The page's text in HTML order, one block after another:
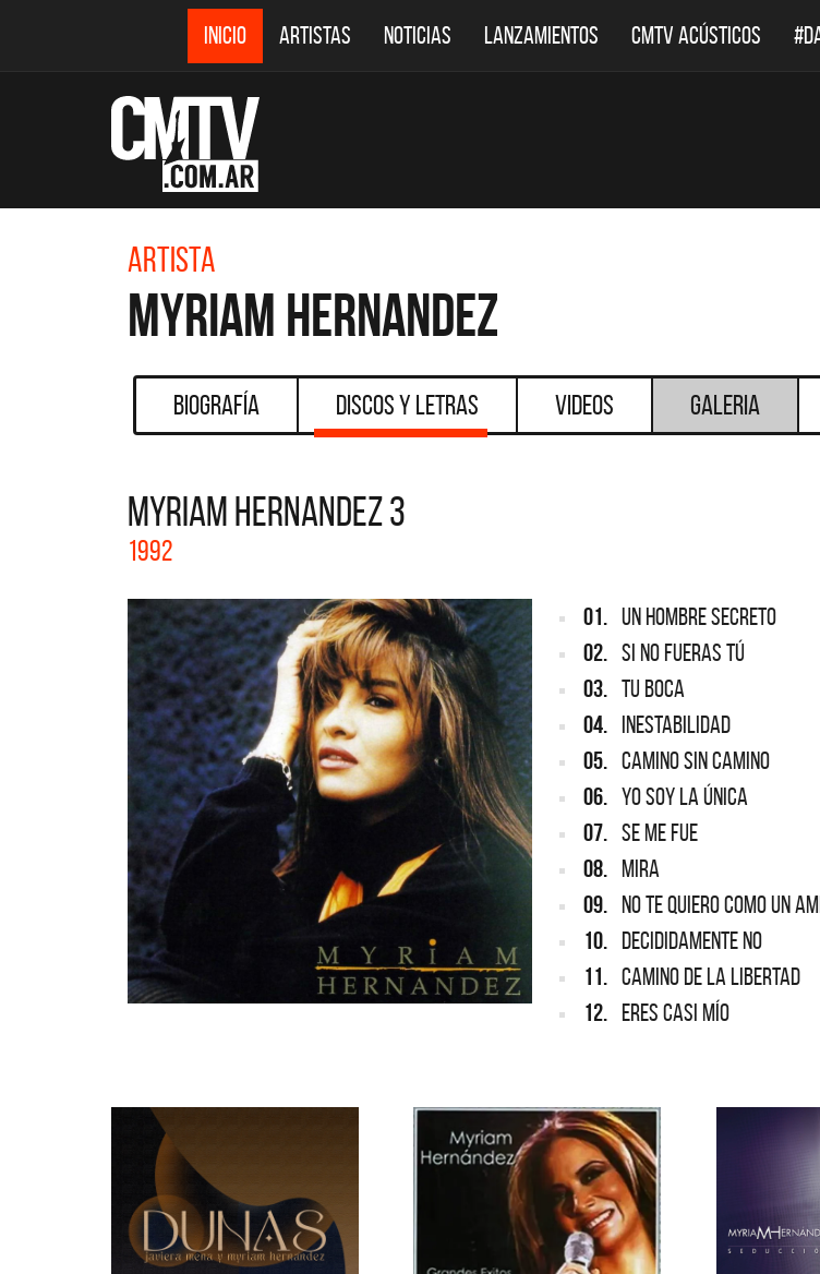
INICIO ARTISTAS NOTICIAS LANZAMIENTOS CMTV ACÚSTICOS
Artista
Myriam Hernandez
Biografía Discos y Letras Videos Galeria
MYRIAM HERNANDEZ 3
1992
01. UN HOMBRE SECRETO
02. SI NO FUERAS TÚ
03. TU BOCA
04. INESTABILIDAD
05. CAMINO SIN CAMINO
06. YO SOY LA ÚNICA
07. SE ME FUE
08. MIRA
09. NO TE QUIERO COMO UN
10. DECIDIDAMENTE NO
11. CAMINO DE LA LIBERTAD
12. ERES CASI MÍO
DESTACADOS